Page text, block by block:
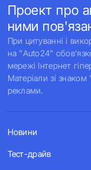
Проект про
ними
При цитуванні і
на "Auto24"
мережі Інтернет
Матеріали зі
реклами.
Новини
Тест-драйв